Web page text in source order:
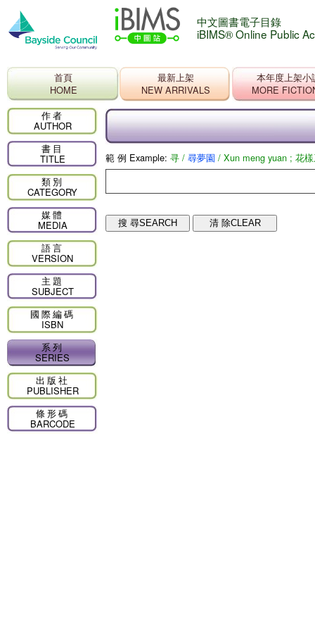
中文圖書電子目錄
iBIMS® Online Public
首頁
HOME
最新上架
NEW ARRIVALS
本年度上架小
MORE
範 例 Example: 寻 / 尋夢園 / Xun meng yuan ; 花
作者
AUTHOR
書目
TITLE
類別
CATEGORY
媒體
MEDIA
語言
VERSION
主題
SUBJECT
國際編碼
ISBN
系列
SERIES
出版社
PUBLISHER
條形碼
BARCODE